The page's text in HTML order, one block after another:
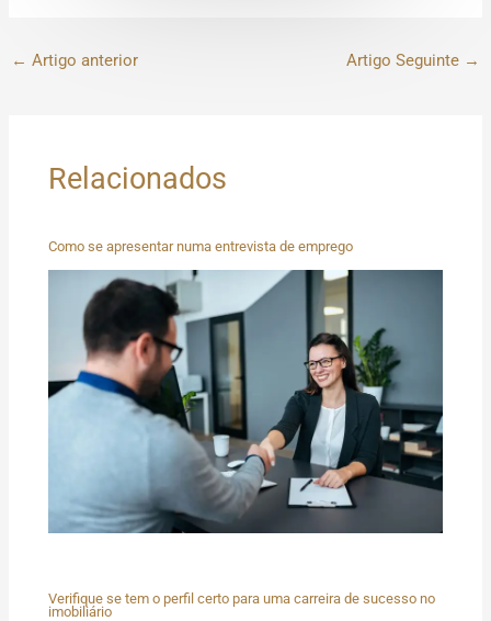
← Artigo anterior Artigo Seguinte →
Relacionados
Como se apresentar numa entrevista de emprego
Verifique se tem o perfil certo para uma carreira de sucesso no
imobiliário